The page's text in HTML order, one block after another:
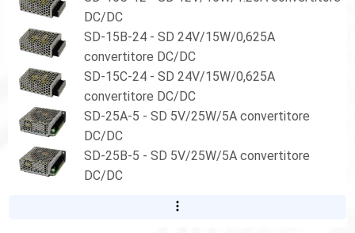
DC/DC
SD-15B-24 - SD 24V/15W/0,625A
convertitore DC/DC
SD-15C-24 - SD 24V/15W/0,625A
convertitore DC/DC
SD-25A-5 - SD 5V/25W/5A convertitore
DC/DC
SD-25B-5 - SD 5V/25W/5A convertitore
DC/DC